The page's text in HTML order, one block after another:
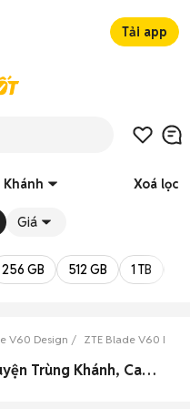
Tải app
Khánh Xoá lọc
Giá
256 GB 512 GB 1 TB
V60 Design ZTE Blade V60
0 Zte Blade V60 Design cũ Huyện Trùng Khánh, Cao Bằng đẹp